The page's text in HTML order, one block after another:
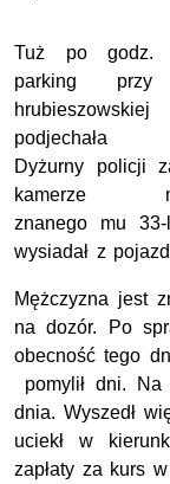
Tuż po godz.
parking przy
podjechała
Dyżurny policji
kamerze
znanego mu 33-
wysiadał z
Mężczyzna jest
na dozór. Po
obecność tego
pomylił dni.
dnia. Wyszedł
uciekł w
zapłaty za kurs